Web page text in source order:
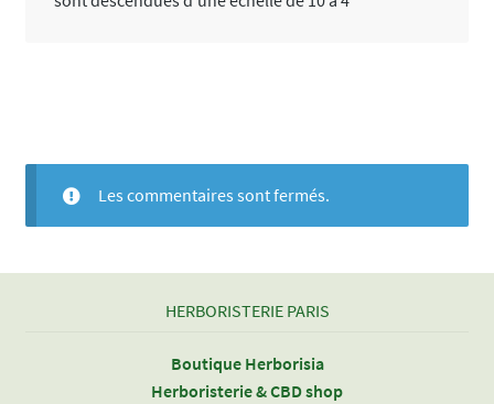
Les commentaires sont fermés.
HERBORISTERIE PARIS
Boutique Herborisia
Herboristerie & CBD shop